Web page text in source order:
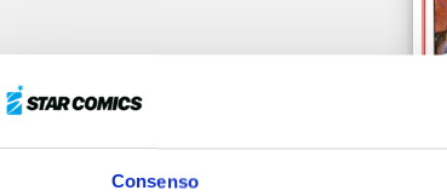
Consenso